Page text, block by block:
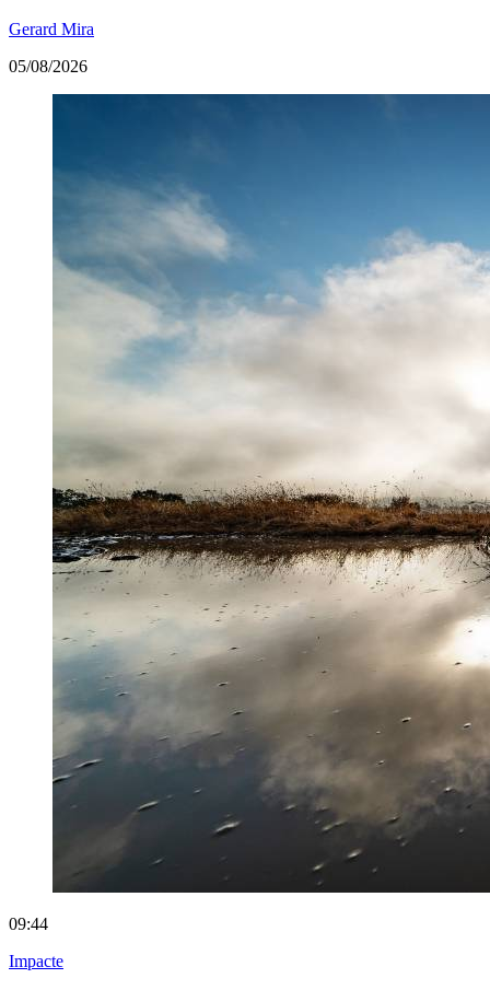
Gerard Mira
05/08/2026
09:44
Impacte